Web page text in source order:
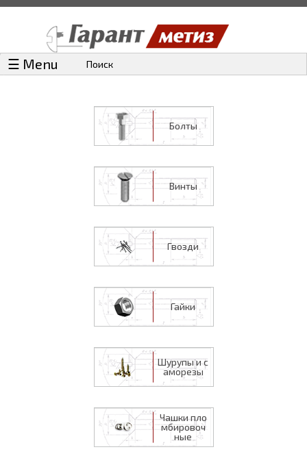
☰ Menu Поиск
Болты
Винты
Гвозди
Гайки
Шурупы и с
аморезы
Чашки пло
мбировоч
ные